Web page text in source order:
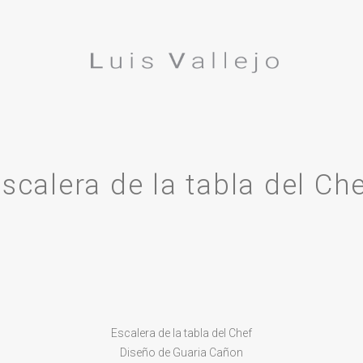
de la tabla del
Escalera de la tabla del Chef
Diseño de Guaria Cañon